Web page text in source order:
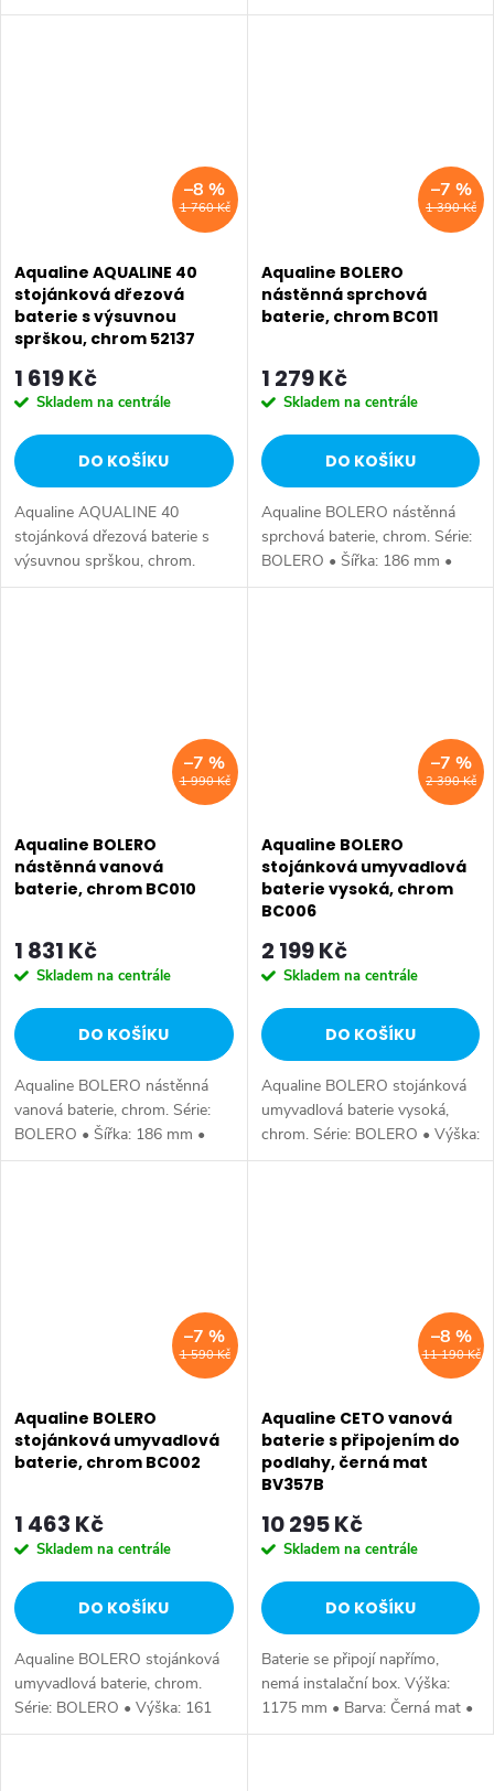
tradičního jednoduchého
s omezenou pohyblivostí, které
1 760 Kč
–8 %
Aqualine AQUALINE 40
stojánková dřezová
baterie s výsuvnou
sprškou, chrom 52137
1 619 Kč
Skladem na centrále
DO KOŠÍKU
Aqualine AQUALINE 40
stojánková dřezová baterie s
výsuvnou sprškou, chrom.
Výška: 164 mm • Hloubka: 204
1 390 Kč
–7 %
Aqualine BOLERO
nástěnná sprchová
baterie, chrom BC011
1 279 Kč
Skladem na centrále
DO KOŠÍKU
Aqualine BOLERO nástěnná
sprchová baterie, chrom. Série:
BOLERO • Šířka: 186 mm •
Výška: 111 mm • Hloubka: 138
1 990 Kč
–7 %
Aqualine BOLERO
nástěnná vanová
baterie, chrom BC010
1 831 Kč
Skladem na centrále
DO KOŠÍKU
Aqualine BOLERO nástěnná
vanová baterie, chrom. Série:
BOLERO • Šířka: 186 mm •
Výška: 109 mm • Hloubka: 199
2 390 Kč
–7 %
Aqualine BOLERO
stojánková umyvadlová
baterie vysoká, chrom
BC006
2 199 Kč
Skladem na centrále
DO KOŠÍKU
Aqualine BOLERO stojánková
umyvadlová baterie vysoká,
chrom. Série: BOLERO • Výška:
291 mm • Hloubka: 229 mm •
1 590 Kč
–7 %
Aqualine BOLERO
stojánková umyvadlová
baterie, chrom BC002
1 463 Kč
Skladem na centrále
DO KOŠÍKU
Aqualine BOLERO stojánková
umyvadlová baterie, chrom.
Série: BOLERO • Výška: 161
mm • Hloubka: 164 mm •
11 190 Kč
–8 %
Aqualine CETO vanová
baterie s připojením do
podlahy, černá mat
BV357B
10 295 Kč
Skladem na centrále
DO KOŠÍKU
Baterie se připojí napřímo,
nemá instalační box. Výška:
1175 mm • Barva: Černá mat •
Materiál: Mosaz • Tvar: Kruhové